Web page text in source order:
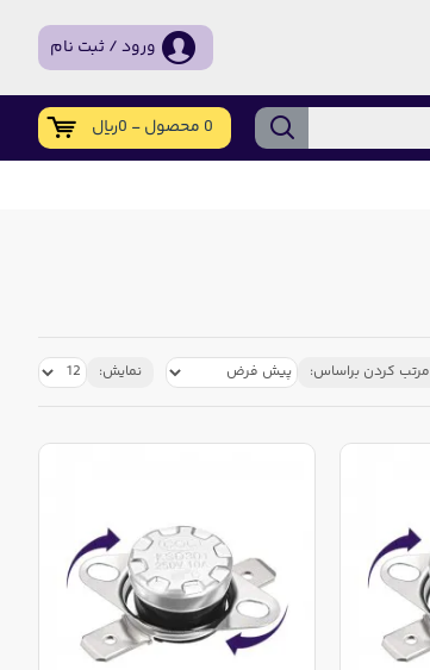
ورود / ثبت نام
0 محصول - 0ریال
مرتب کردن براساس: نمایش: